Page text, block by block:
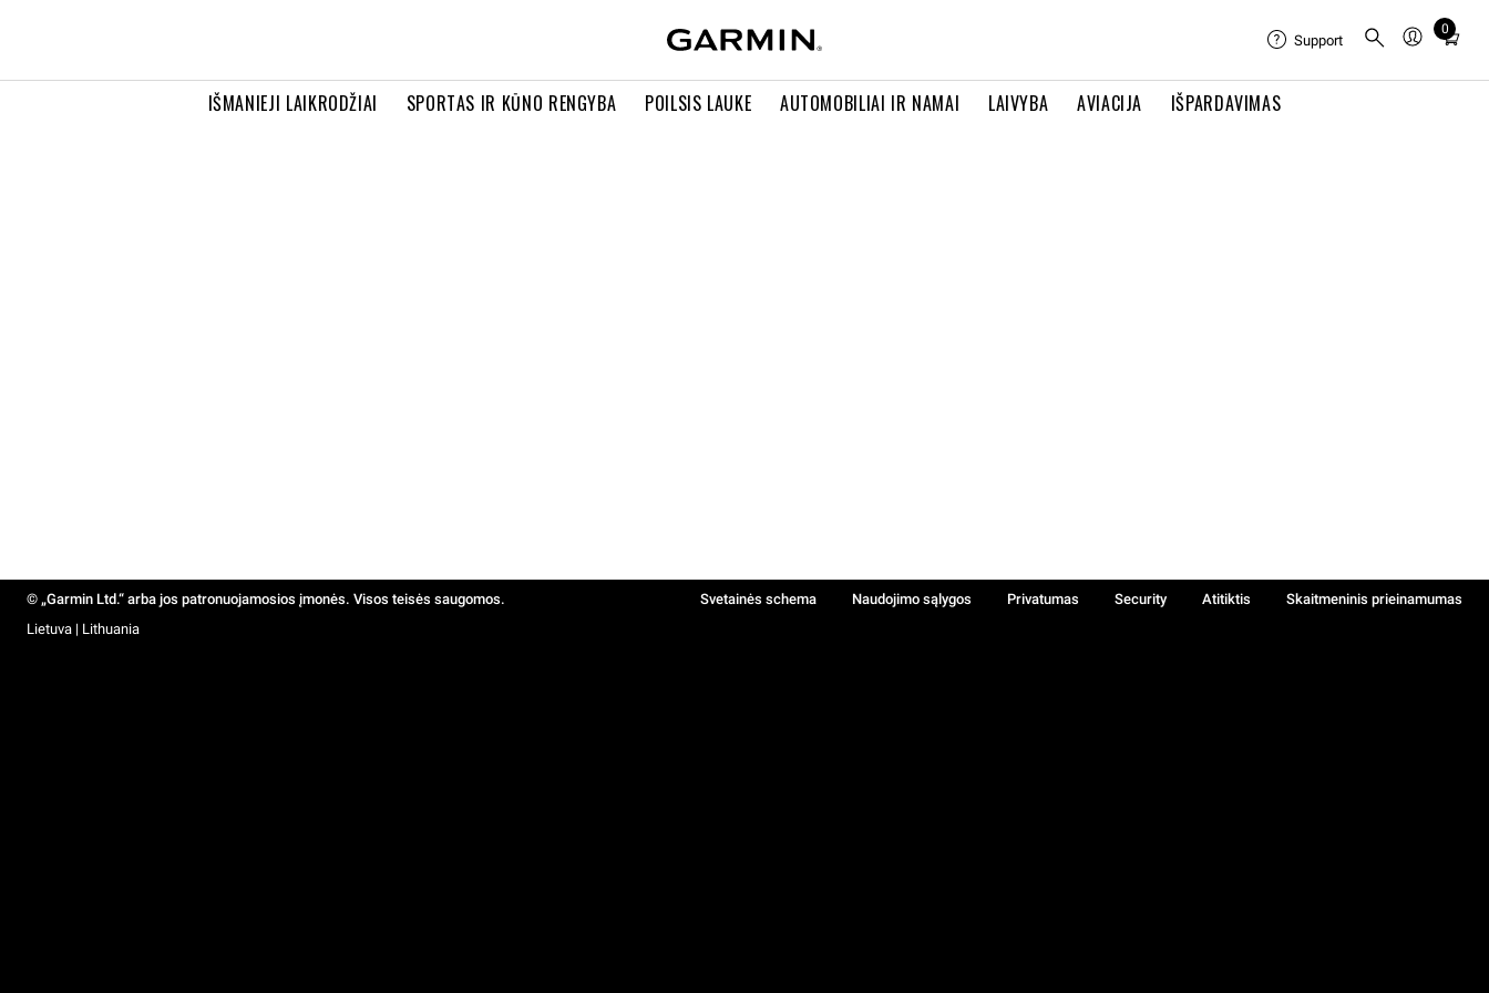
IŠMANIEJI LAIKRODŽIAI SPORTAS IR KŪNO RENGYBA POILSIS LAUKE AUTOMOBILIAI IR NAMAI LAIVYBA AVIACIJA IŠPARDAVIMAS
Support
0
Total
in
© „Garmin Ltd.“ arba jos patronuojamosios įmonės. Visos teisės saugomos. Svetainės schema Naudojimo sąlygos Privatumas Security Atitiktis
Skaitmeninis prieinamumas
Lietuva | Lithuania